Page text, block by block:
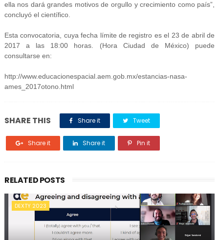
ella nos dará grandes motivos de orgullo y crecimiento como país”,
concluyó el científico.
Esta convocatoria, cuya fecha límite de registro es el 23 de abril de
2017 a las 18:00 horas. (Hora Ciudad de México) puede
consultarse en:
http://www.educacionespacial.aem.gob.mx/estancias-nasa-
ames_2017otono.html
SHARE THIS Share it Tweet
Share it Share it Pin it
RELATED POSTS
DEXTY 2023